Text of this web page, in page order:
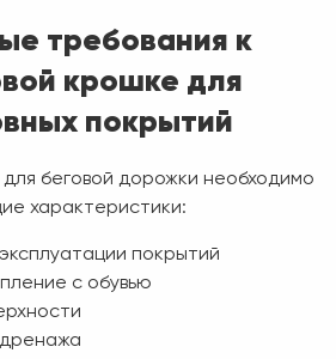
требования к
крошке для
покрытий
беговой дорожки необходимо
характеристики:
покрытий
с обувью